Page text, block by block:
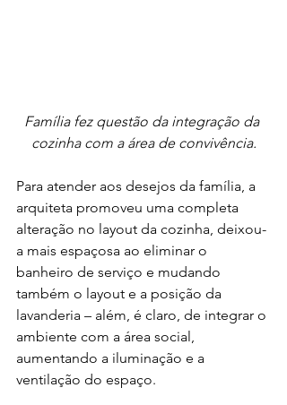
Família fez questão da integração da
cozinha com a área de convivência.
Para atender aos desejos da família, a
arquiteta promoveu uma completa
alteração no layout da cozinha, deixou-
a mais espaçosa ao eliminar o
banheiro de serviço e mudando
também o layout e a posição da
lavanderia – além, é claro, de integrar o
ambiente com a área social,
aumentando a iluminação e a
ventilação do espaço.